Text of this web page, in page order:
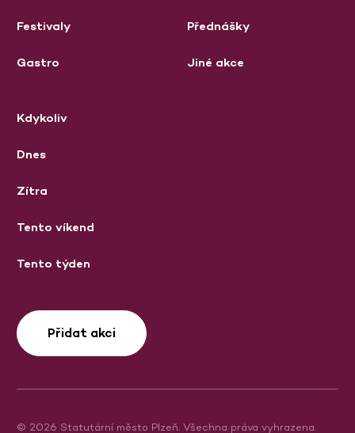
Festivaly
Gastro
Přednášky
Jiné akce
Kdykoliv
Dnes
Zítra
Tento víkend
Tento týden
Přidat akci
© 2026 Statutární město Plzeň. Všechna práva vyhrazena.